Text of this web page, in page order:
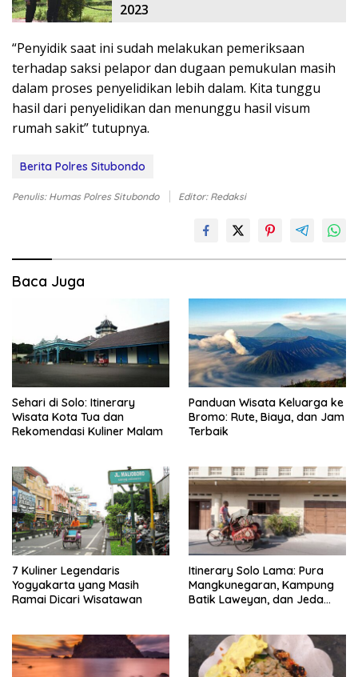
2023
“Penyidik saat ini sudah melakukan pemeriksaan
terhadap saksi pelapor dan dugaan pemukulan masih
dalam proses penyelidikan lebih dalam. Kita tunggu
hasil dari penyelidikan dan menunggu hasil visum
rumah sakit” tutupnya.
Berita Polres Situbondo
Penulis: Humas Polres Situbondo Editor: Redaksi
Baca Juga
Sehari di Solo: Itinerary
Wisata Kota Tua dan
Rekomendasi Kuliner Malam
Panduan Wisata Keluarga ke
Bromo: Rute, Biaya, dan Jam
Terbaik
7 Kuliner Legendaris
Yogyakarta yang Masih
Ramai Dicari Wisatawan
Itinerary Solo Lama: Pura
Mangkunegaran, Kampung
Batik Laweyan, dan Jeda